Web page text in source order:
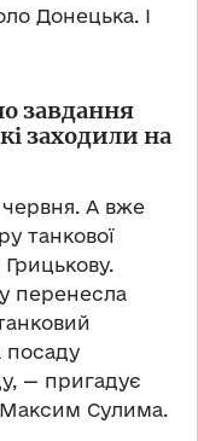
Донецька. І
завдання
заходили на
червня. А вже
танкової
перенесла
посаду
— пригадує
Максим Сулима.